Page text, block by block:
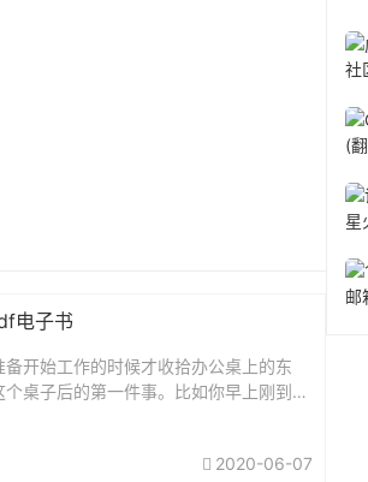
电子书
开始工作的时候才收拾办公桌上的东
桌子后的第一件事。比如你早上刚到公
2020-06-07